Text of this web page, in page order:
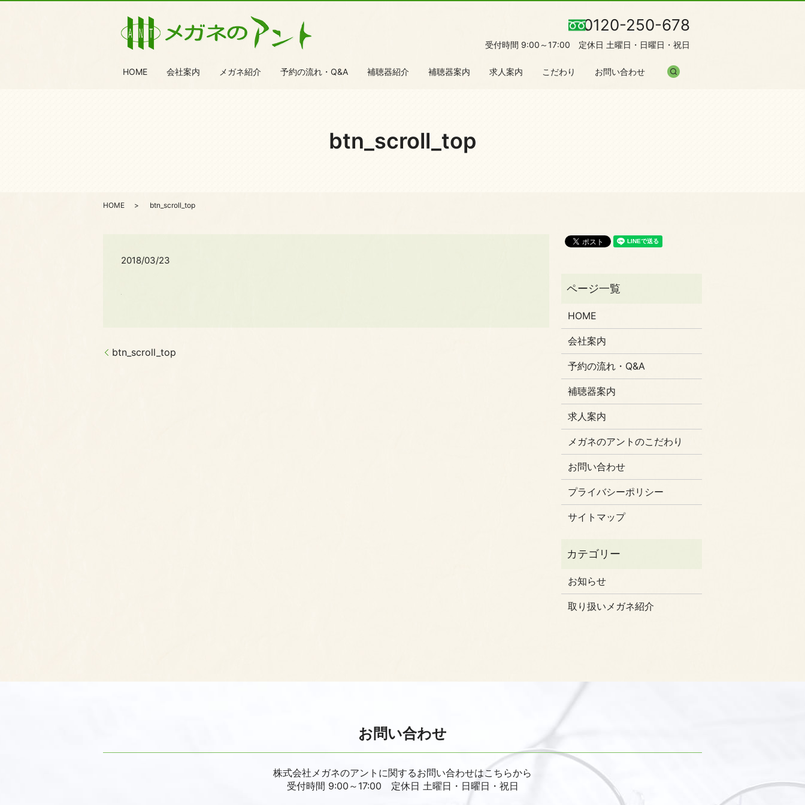
0120-250-678
受付時間 9:00～17:00 定休日 土曜日・日曜日・祝日
HOME 会社案内 メガネ紹介 予約の流れ・Q&A 補聴器紹介 補聴器案内 求人案内 こだわり お問い合わせ
btn_scroll_top
HOME btn_scroll_top
2018/03/23
btn_scroll_top
HOME
会社案内
予約の流れ・Q&A
補聴器案内
求人案内
メガネのアントのこだわり
お問い合わせ
プライバシーポリシー
サイトマップ
お知らせ
取り扱いメガネ紹介
お問い合わせ
株式会社メガネのアントに関するお問い合わせはこちらから
受付時間 9:00～17:00 定休日 土曜日・日曜日・祝日